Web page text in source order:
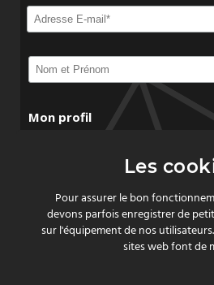
Mon profil
Installateurs
Entrepreneurs
Les
Pour assurer le bon
devons parfois enregistrer de
sur l'équipement de nos
sites web font de